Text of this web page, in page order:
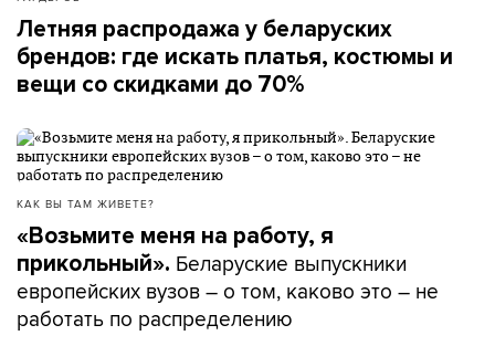
Летняя распродажа у беларуских
брендов: где искать платья, костюмы и
вещи со скидками до 70%
КАК ВЫ ТАМ ЖИВЕТЕ?
«Возьмите меня на работу, я
прикольный». Беларуские выпускники
европейских вузов – о том, каково это – не
работать по распределению